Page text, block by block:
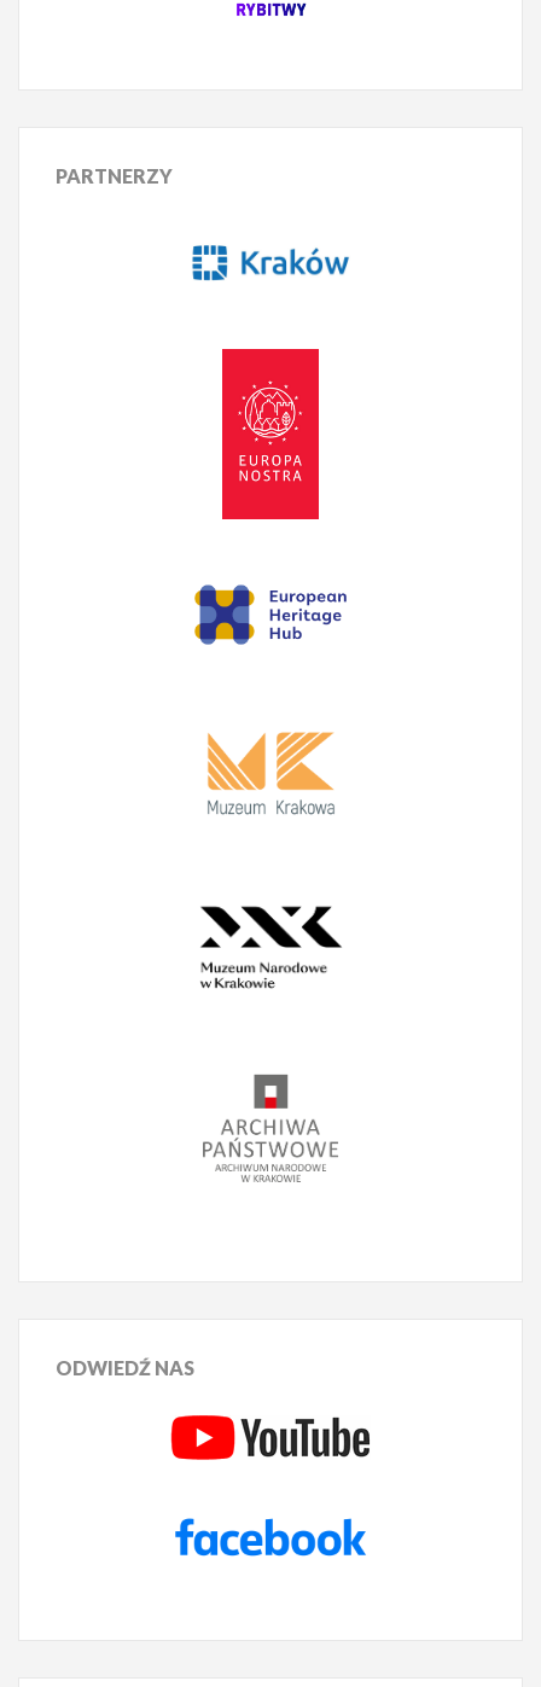
PARTNERZY
ODWIEDŹ NAS